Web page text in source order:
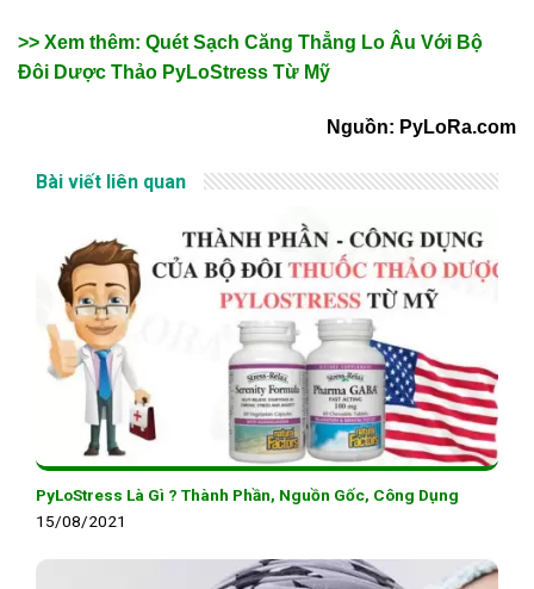
>> Xem thêm: Quét Sạch Căng Thẳng Lo Âu Với Bộ
Đôi Dược Thảo PyLoStress Từ Mỹ
Nguồn: PyLoRa.com
Bài viết liên quan
PyLoStress Là Gì ? Thành Phần, Nguồn Gốc, Công Dụng
15/08/2021